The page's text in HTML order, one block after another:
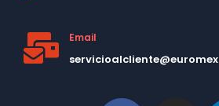
Email